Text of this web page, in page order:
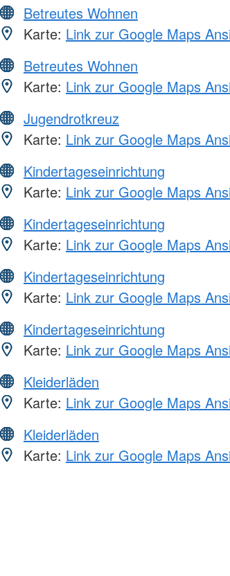
Betreutes Wohnen
Karte: Link zur Google Maps
Betreutes Wohnen
Karte: Link zur Google Maps
Jugendrotkreuz
Karte: Link zur Google Maps
Kindertageseinrichtung
Karte: Link zur Google Maps
Kindertageseinrichtung
Karte: Link zur Google Maps
Kindertageseinrichtung
Karte: Link zur Google Maps
Kindertageseinrichtung
Karte: Link zur Google Maps
Kleiderläden
Karte: Link zur Google Maps
Kleiderläden
Karte: Link zur Google Maps